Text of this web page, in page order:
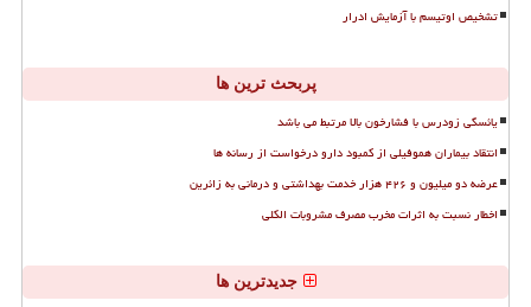
تشخیص اوتیسم با آزمایش ادرار
پربحث ترین ها
یائسگی زودرس با فشارخون بالا مرتبط می باشد
انتقاد بیماران هموفیلی از کمبود دارو درخواست از رسانه ها
عرضه دو میلیون و ۴۲۶ هزار خدمت بهداشتی و درمانی به زائرین
اخطار نسبت به اثرات مخرب مصرف مشروبات الکلی
جدیدترین ها